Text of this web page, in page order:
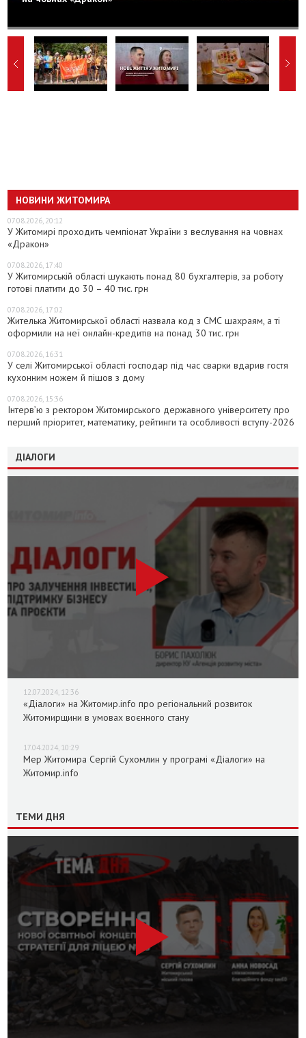
НОВИНИ ЖИТОМИРА
07.08.2026, 20:12
У Житомирі проходить чемпіонат України з веслування на човнах
«Дракон»
07.08.2026, 17:40
У Житомирській області шукають понад 80 бухгалтерів, за роботу
готові платити до 30 – 40 тис. грн
07.08.2026, 17:02
Жителька Житомирської області назвала код з СМС шахраям, а ті
оформили на неї онлайн-кредитів на понад 30 тис. грн
07.08.2026, 16:31
У селі Житомирської області господар під час сварки вдарив гостя
кухонним ножем й пішов з дому
07.08.2026, 15:36
Інтерв’ю з ректором Житомирського державного університету про
перший пріоритет, математику, рейтинги та особливості вступу-2026
ДІАЛОГИ
12.07.2024, 12:36
«Діалоги» на Житомир.info про регіональний розвиток
Житомирщини в умовах воєнного стану
17.04.2024, 10:29
Мер Житомира Сергій Сухомлин у програмі «Діалоги» на
Житомир.info
ТЕМИ ДНЯ